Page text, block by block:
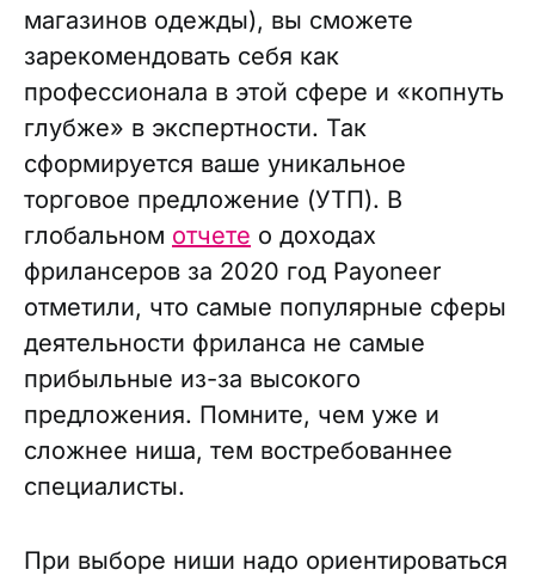
магазинов одежды), вы сможете
зарекомендовать себя как
профессионала в этой сфере и «копнуть
глубже» в экспертности. Так
сформируется ваше уникальное
торговое предложение (УТП). В
глобальном отчете о доходах
фрилансеров за 2020 год Payoneer
отметили, что самые популярные сферы
деятельности фриланса не самые
прибыльные из-за высокого
предложения. Помните, чем уже и
сложнее ниша, тем востребованнее
специалисты.
При выборе ниши надо ориентироваться